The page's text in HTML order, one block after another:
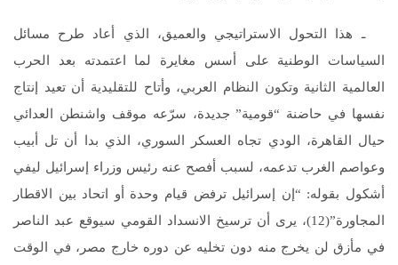
ـ هذا التحول الاستراتيجي والعميق، الذي أعاد طرح مسائل
السياسات الوطنية على أسس مغايرة لما اعتمدته بعد الحرب
العالمية الثانية وتكون النظام العربي، وأتاح للتقليدية أن تعيد إنتاج
نفسها في حاضنة “قومية” جديدة، سرّعه موقف واشنطن العدائي
حيال القاهرة، الودي تجاه العسكر السوري، الذي بدا أن تل أبيب
وعواصم الغرب تدعمه، لسبب أفصح عنه رئيس وزراء إسرائيل ليفي
أشكول بقوله: “إن إسرائيل ترفض قيام وحدة أو اتحاد بين الاقطار
المجاورة”(12)، يرى أن ترسيخ الانسداد القومي سيوقع عبد الناصر
في مأزق لن يخرج منه دون تخليه عن دوره خارج مصر، في الوقت